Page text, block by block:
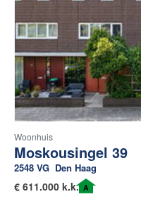
Woonhuis
Moskousingel 39
2548 VG Den Haag
€ 611.000 k.k. A